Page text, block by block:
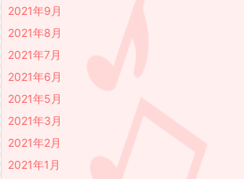
2021年9月
2021年8月
2021年7月
2021年6月
2021年5月
2021年3月
2021年2月
2021年1月